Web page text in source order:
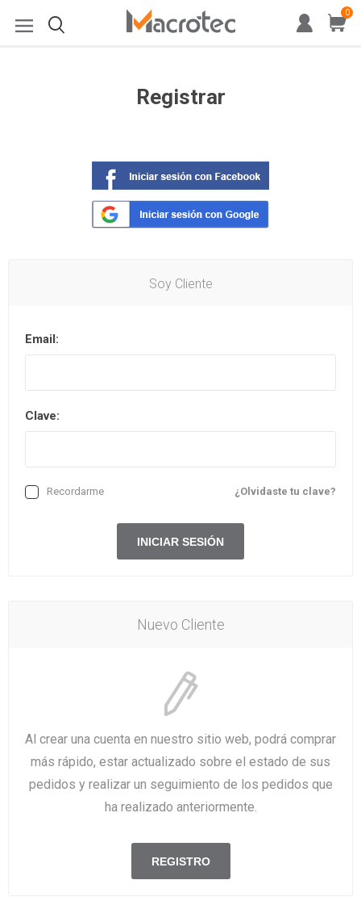
0
Registrar
Soy Cliente
Email:
Clave:
¿Olvidaste tu clave?
Recordarme
Nuevo Cliente
Al crear una cuenta en nuestro sitio web, podrá comprar
más rápido, estar actualizado sobre el estado de sus
pedidos y realizar un seguimiento de los pedidos que
ha realizado anteriormente.